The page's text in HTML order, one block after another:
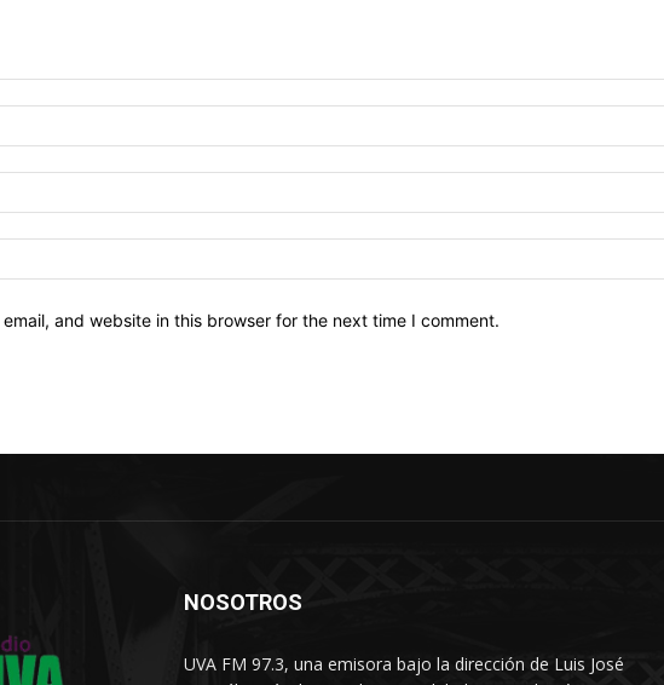
email, and website in this browser for the next time I comment.
NOSOTROS
UVA FM 97.3, una emisora bajo la dirección de Luis José